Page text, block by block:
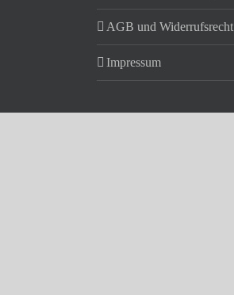
AGB und Widerrufsrecht
Impressum